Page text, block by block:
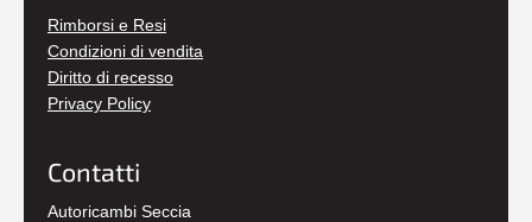
Rimborsi e Resi
Condizioni di vendita
Diritto di recesso
Privacy Policy
Contatti
Autoricambi Seccia